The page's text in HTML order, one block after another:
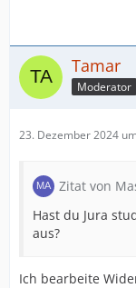
Tamar
Moderator
23. Dezember 2024
Zitat von
Hast du Jura
aus?
Ich bearbeite